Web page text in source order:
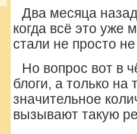
Два месяца
когда всё это уже
стали не просто
Но вопрос вот в
блоги, а только
значительное
вызывают такую